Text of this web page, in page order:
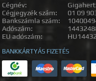
Cégnév:
Cégjegyzék szám:
01 09
Bankszámla szám:
Adószám:
EU adószám:
BANKKÁRTYÁS FIZETÉS